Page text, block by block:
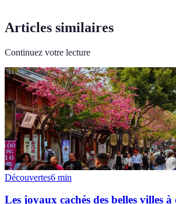
Articles similaires
Continuez votre lecture
Découvertes6 min
Les joyaux cachés des belles villes